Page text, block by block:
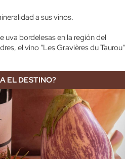
a sus vinos.
bordelesas en la región del
el vino "Les Gravières du Taurou"
EL DESTINO?